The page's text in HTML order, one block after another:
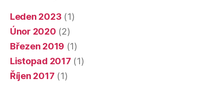
Leden 2023 (1)
Únor 2020 (2)
Březen 2019 (1)
Listopad 2017 (1)
Říjen 2017 (1)